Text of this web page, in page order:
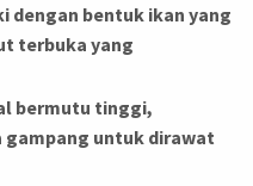
dengan bentuk ikan yang
terbuka yang
bermutu tinggi,
untuk dirawat